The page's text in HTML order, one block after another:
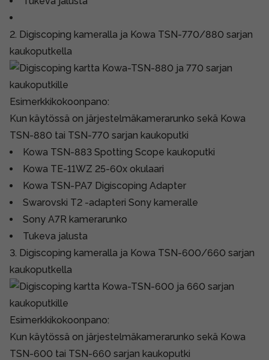
2. Digiscoping kameralla ja Kowa TSN-770/880 sarjan
kaukoputkella
Esimerkkikokoonpano:
Kun käytössä on järjestelmäkamerarunko sekä Kowa
TSN-880 tai TSN-770 sarjan kaukoputki
Kowa TSN-883 Spotting Scope kaukoputki
Kowa TE-11WZ 25-60x okulaari
Kowa TSN-PA7 Digiscoping Adapter
Swarovski T2 -adapteri Sony kameralle
Sony A7R kamerarunko
Tukeva jalusta
3. Digiscoping kameralla ja Kowa TSN-600/660 sarjan
kaukoputkella
Esimerkkikokoonpano:
Kun käytössä on järjestelmäkamerarunko sekä Kowa
TSN-600 tai TSN-660 sarjan kaukoputki